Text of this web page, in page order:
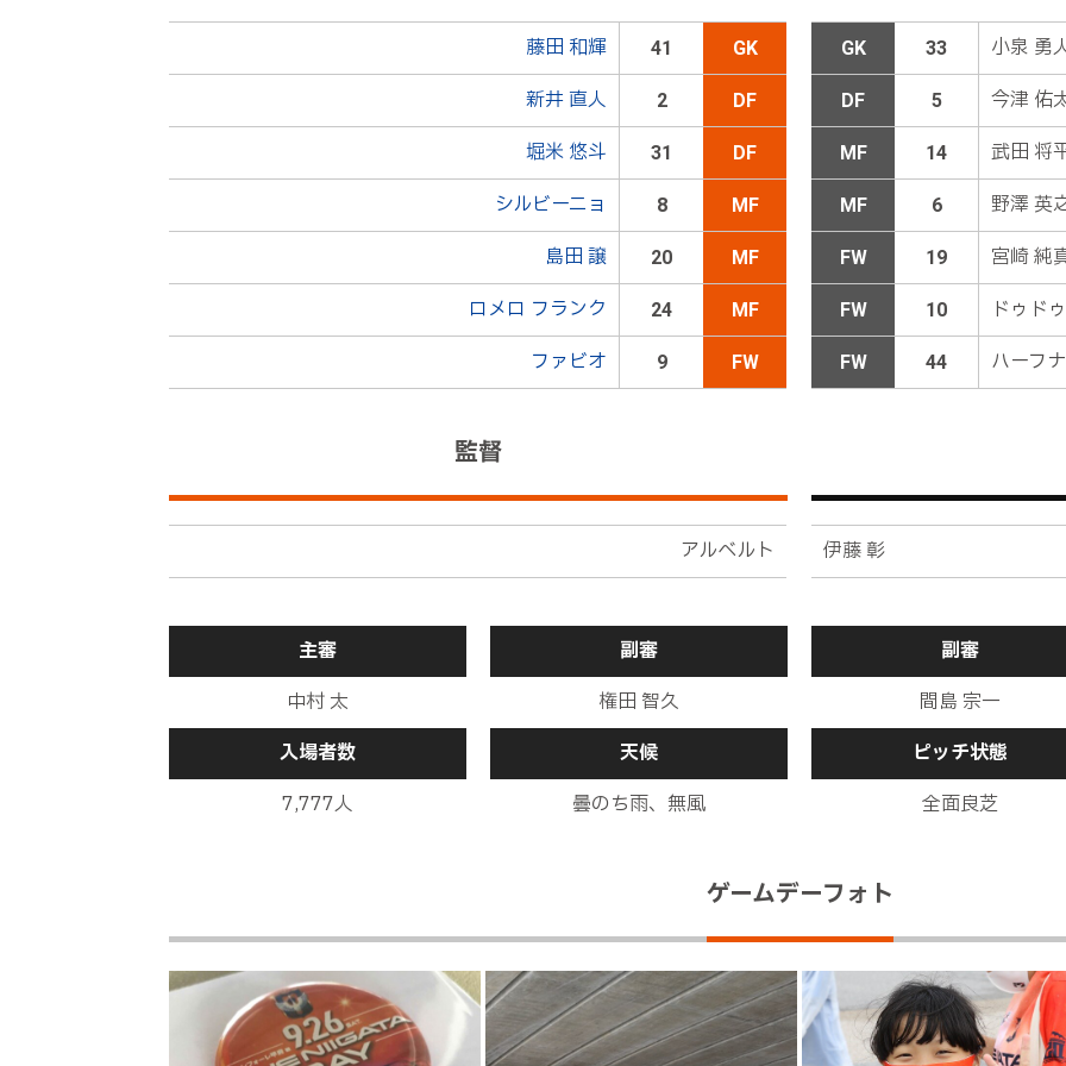
ールに吸い込まれて先制に成功
２７大本ＯＵＴ→８シルビーニョＩＮ
右サイドの高い位置から田上がロングボールを送る。ニアサイ
ールは相手に渡ってしまう
９ラファエルＯＵＴ→１９宮崎ＩＮ
本間が敵陣中央の左でボールを持つと、ドリブル開始。スピー
左に進入し、巧みなフェイントで対じしたＤＦを突破しようと
持ち込めない
右サイドの敵陣浅い位置から田上がゴール前へ走り込むファビ
反応するも、惜しくもつながらない
後半0分 １８太田ＯＵＴ→１０ドゥドゥＩＮ
１３中島ＯＵＴ→２０島田ＩＮ
後半0分 ４９鄭大世ＯＵＴ→９ファビオＩＮ
GK
41
藤田 和輝
DF
2
新井 直人
DF
31
堀米 悠斗
MF
8
シルビーニョ
MF
20
島田 譲
MF
24
ロメロ フランク
FW
9
ファビオ
監督
アルベルト
GK 33 小泉 勇
DF 5 今津 佑
MF 14 武田 将
MF 6 野澤 英
FW 19 宮崎 純
FW 10 ドゥドゥ
FW 44 ハーフ
伊藤 彰
主審
中村 太
副審
権田 智久
副審
間島 宗一
入場者数
7,777人
天候
曇のち雨、無風
ピッチ状態
全面良芝
ゲームデーフォト